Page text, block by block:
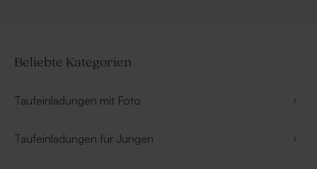
Beliebte Kategorien
Taufeinladungen mit Foto
Taufeinladungen für Jungen